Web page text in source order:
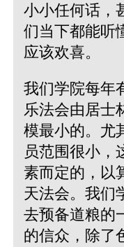
小小任何话，
们当下都能听
应该欢喜。
我们学院每年
乐法会由居士
模最小的。尤
员范围很小，
素而定的，以
天法会。我们
去预备道粮的
的信众，除了